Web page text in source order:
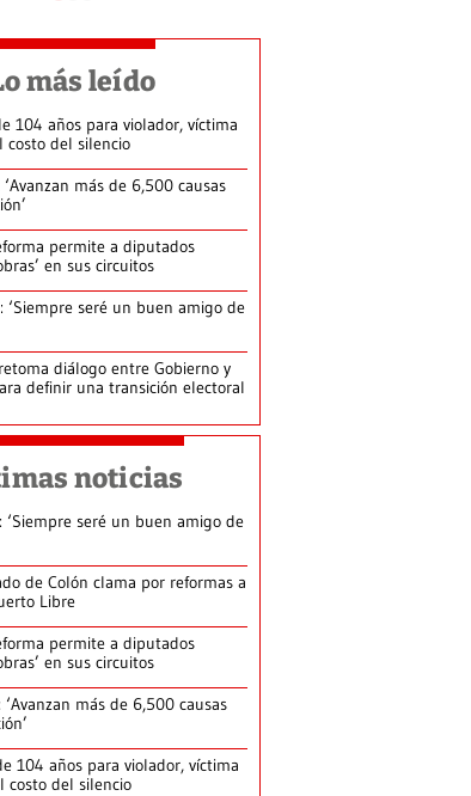
más leído
104 años para violador, víctima
costo del silencio
más de 6,500 causas
permite a diputados
en sus circuitos
‘Siempre seré un buen amigo de
diálogo entre Gobierno y
definir una transición electoral
noticias
‘Siempre seré un buen amigo de
de Colón clama por reformas a
Libre
permite a diputados
en sus circuitos
‘Avanzan más de 6,500 causas
104 años para violador, víctima
costo del silencio